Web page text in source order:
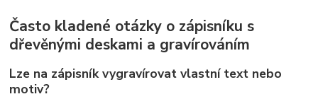
Často kladené otázky o zápisníku s
dřevěnými deskami a gravírováním
Lze na zápisník vygravírovat vlastní text nebo
motiv?